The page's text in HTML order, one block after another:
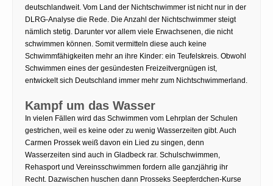
deutschlandweit. Vom Land der Nichtschwimmer ist nicht nur in der
DLRG-Analyse die Rede. Die Anzahl der Nichtschwimmer steigt
nämlich stetig. Darunter vor allem viele Erwachsenen, die nicht
schwimmen können. Somit vermitteln diese auch keine
Schwimmfähigkeiten mehr an ihre Kinder: ein Teufelskreis. Obwohl
Schwimmen eines der gesündesten Freizeitvergnügen ist,
entwickelt sich Deutschland immer mehr zum Nichtschwimmerland.
Kampf um das Wasser
In vielen Fällen wird das Schwimmen vom Lehrplan der Schulen
gestrichen, weil es keine oder zu wenig Wasserzeiten gibt. Auch
Carmen Prossek weiß davon ein Lied zu singen, denn
Wasserzeiten sind auch in Gladbeck rar. Schulschwimmen,
Rehasport und Vereinsschwimmen fordern alle ganzjährig ihr
Recht. Dazwischen huschen dann Prosseks Seepferdchen-Kurse